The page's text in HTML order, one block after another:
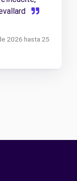
2026 hasta 25